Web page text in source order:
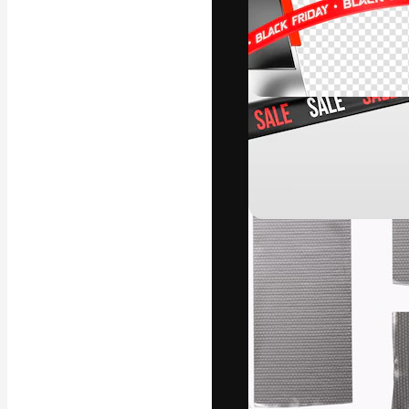
Platforma
najlepszych
Polski
Copyright ©